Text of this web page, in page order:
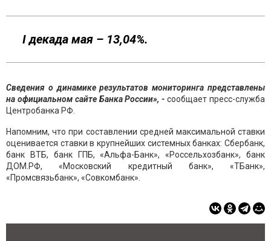
I декада мая – 13,04%.
Сведения о динамике результатов мониторинга представлены
на официальном сайте Банка России», -сообщает пресс-служба
Центробанка РФ.
Напомним, что при составлении средней максимальной ставки
оценивается ставки в крупнейших системных банках: Сбербанк,
банк ВТБ, банк ГПБ, «Альфа-Банк», «Россельхозбанк», банк
ДОМ.РФ, «Московский кредитный банк», «ТБанк»,
«Промсвязьбанк», «Совкомбанк».